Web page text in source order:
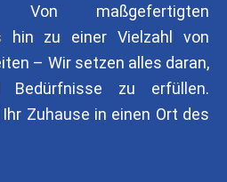
Von maßgefertigten
hin zu einer Vielzahl von
– Wir setzen alles daran,
Bedürfnisse zu erfüllen.
Zuhause in einen Ort des